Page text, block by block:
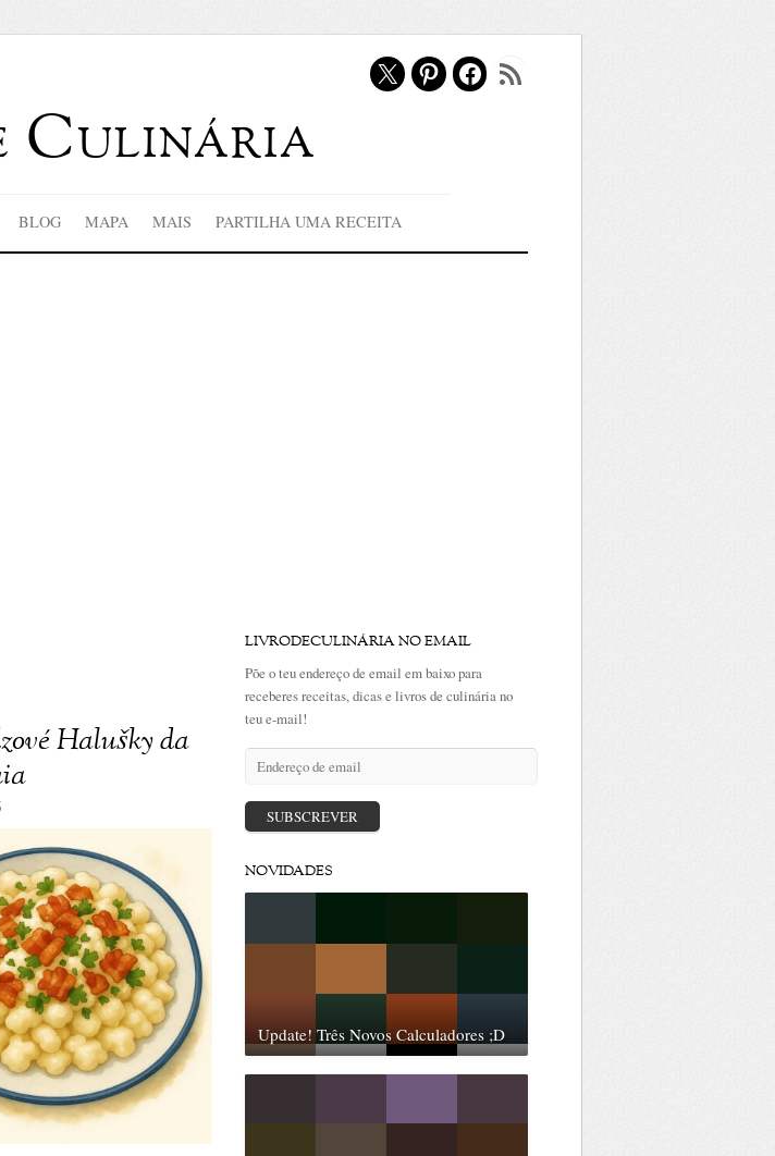
Culinária
X Pinterest
Facebook
Feed RSS
BLOG MAPA MAIS PARTILHA UMA RECEITA
Halušky da
LIVRODECULINÁRIA NO EMAIL
Põe o teu endereço de email em baixo para
receberes receitas, dicas e livros de culinária no
teu e-mail!
email
SUBSCREVER
NOVIDADES
Update! Três Novos Calculadores ;D